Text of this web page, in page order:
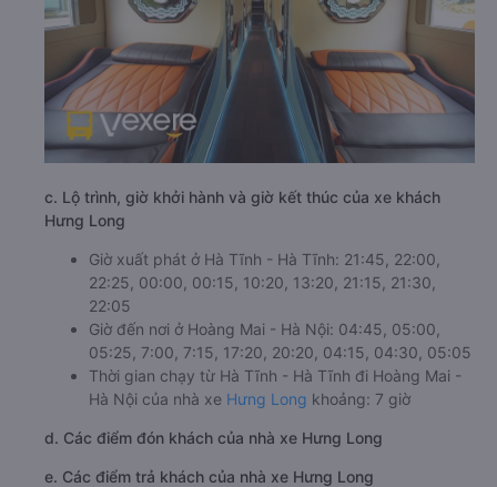
c. Lộ trình, giờ khởi hành và giờ kết thúc của xe khách
Hưng Long
Giờ xuất phát ở Hà Tĩnh - Hà Tĩnh: 21:45, 22:00,
22:25, 00:00, 00:15, 10:20, 13:20, 21:15, 21:30,
22:05
Giờ đến nơi ở Hoàng Mai - Hà Nội: 04:45, 05:00,
05:25, 7:00, 7:15, 17:20, 20:20, 04:15, 04:30, 05:05
Thời gian chạy từ Hà Tĩnh - Hà Tĩnh đi Hoàng Mai -
Hà Nội của nhà xe Hưng Long khoảng: 7 giờ
d. Các điểm đón khách của nhà xe Hưng Long
e. Các điểm trả khách của nhà xe Hưng Long